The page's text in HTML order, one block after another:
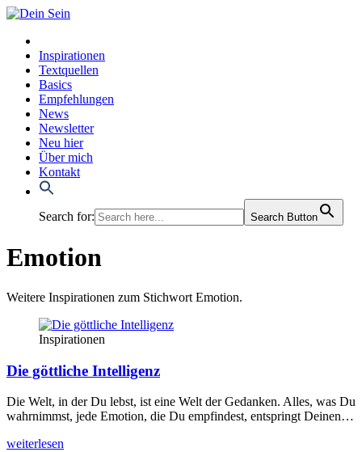
Inspirationen
Textquellen
Basics
Empfehlungen
News
Newsletter
Neu hier
Über mich
Kontakt
Search for: Search Button
Emotion
Weitere Inspirationen zum Stichwort Emotion.
Inspirationen
Die göttliche Intelligenz
Die Welt, in der Du lebst, ist eine Welt der Gedan­ken. Alles, was Du
wahr­nimmst, jede Emo­ti­on, die Du emp­fin­dest, ent­springt Dei­nen…
wei­ter­le­sen